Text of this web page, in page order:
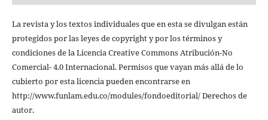
La revista y los textos individuales que en esta se divulgan están
protegidos por las leyes de copyright y por los términos y
condiciones de la Licencia Creative Commons Atribución-No
Comercial- 4.0 Internacional. Permisos que vayan más allá de lo
cubierto por esta licencia pueden encontrarse en
http://www.funlam.edu.co/modules/fondoeditorial/ Derechos de
autor.